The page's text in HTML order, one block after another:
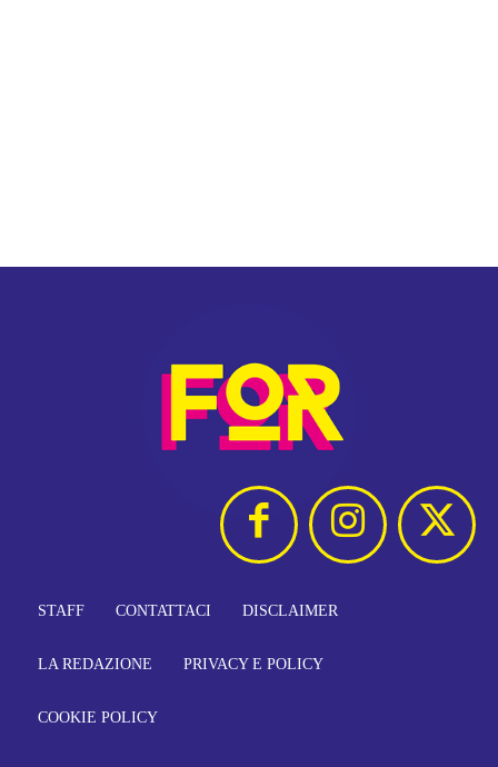
STAFF CONTATTACI DISCLAIMER
LA REDAZIONE PRIVACY E POLICY
COOKIE POLICY